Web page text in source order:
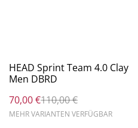
%
HEAD Sprint Team 4.0 Clay
Men DBRD
70,00 €110,00 €
MEHR VARIANTEN VERFÜGBAR